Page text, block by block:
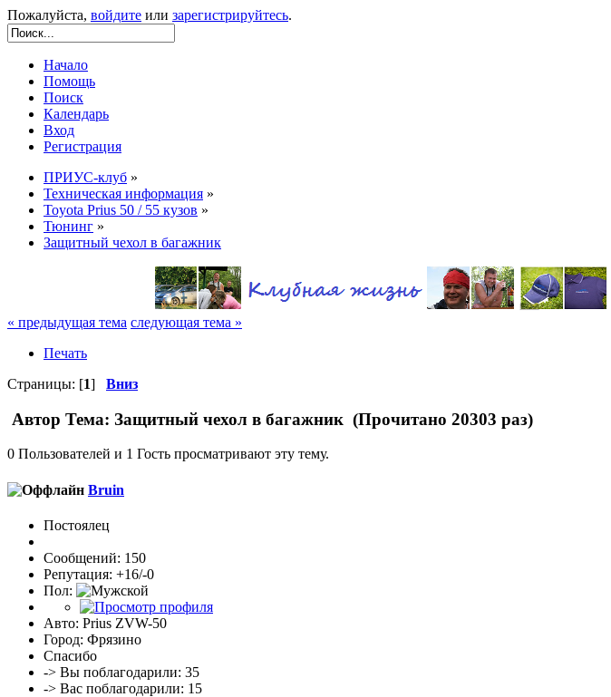
Пожалуйста, войдите или зарегистрируйтесь.
Начало
Помощь
Поиск
Календарь
Вход
Регистрация
ПРИУС-клуб »
Техническая информация »
Toyota Prius 50 / 55 кузов »
Тюнинг »
Защитный чехол в багажник
« предыдущая тема следующая тема »
Печать
Страницы: [1] Вниз
Автор Тема: Защитный чехол в багажник (Прочитано 20303 раз)
0 Пользователей и 1 Гость просматривают эту тему.
Bruin
Постоялец
Сообщений: 150
Репутация: +16/-0
Пол:
Авто: Prius ZVW-50
Город: Фрязино
Спасибо
-> Вы поблагодарили: 35
-> Вас поблагодарили: 15